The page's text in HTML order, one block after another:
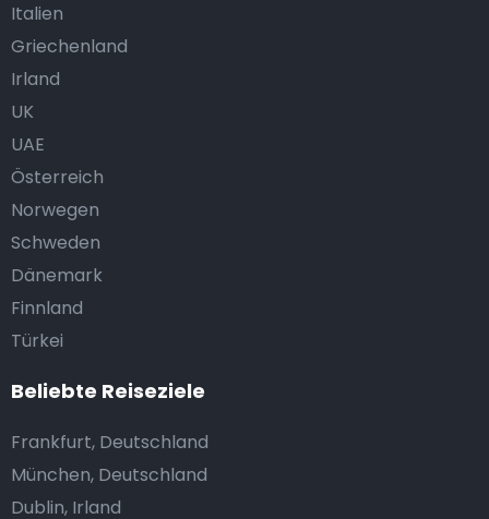
Italien
Griechenland
Irland
UK
UAE
Österreich
Norwegen
Schweden
Dänemark
Finnland
Türkei
Beliebte Reiseziele
Frankfurt, Deutschland
München, Deutschland
Dublin, Irland